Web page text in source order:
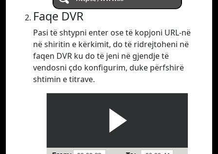
Faqe DVR
Pasi të shtypni enter ose të kopjoni URL-në
në shiritin e kërkimit, do të ridrejtoheni në
faqen DVR ku do të jeni në gjendje të
vendosni çdo konfigurim, duke përfshirë
shtimin e titrave.